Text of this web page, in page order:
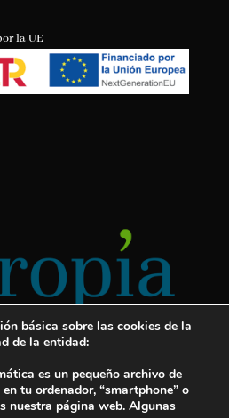
la UE
básica sobre las cookies de la
de la entidad:
es un pequeño archivo de
tu ordenador, “smartphone” o
nuestra página web. Algunas